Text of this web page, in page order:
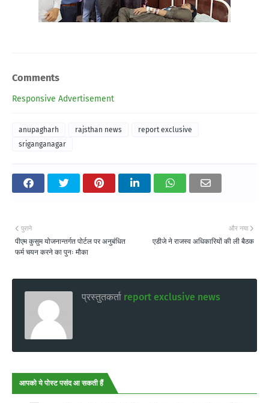
Comments
Responsive Advertisement
anupagharh rajsthan news
report exclusive
sriganganagar
और नया
एडीजे ने राजस्व अधिकारियों की ली बैठक
पुराने
पीएम कुसुम योजनान्तर्गत पोर्टल पर अनुबंधित
फर्म चयन करने का पुनः मौका
प्रस्तुतकर्ता report exclusive news
आपको ये पोस्ट पसंद आ सकती हैं